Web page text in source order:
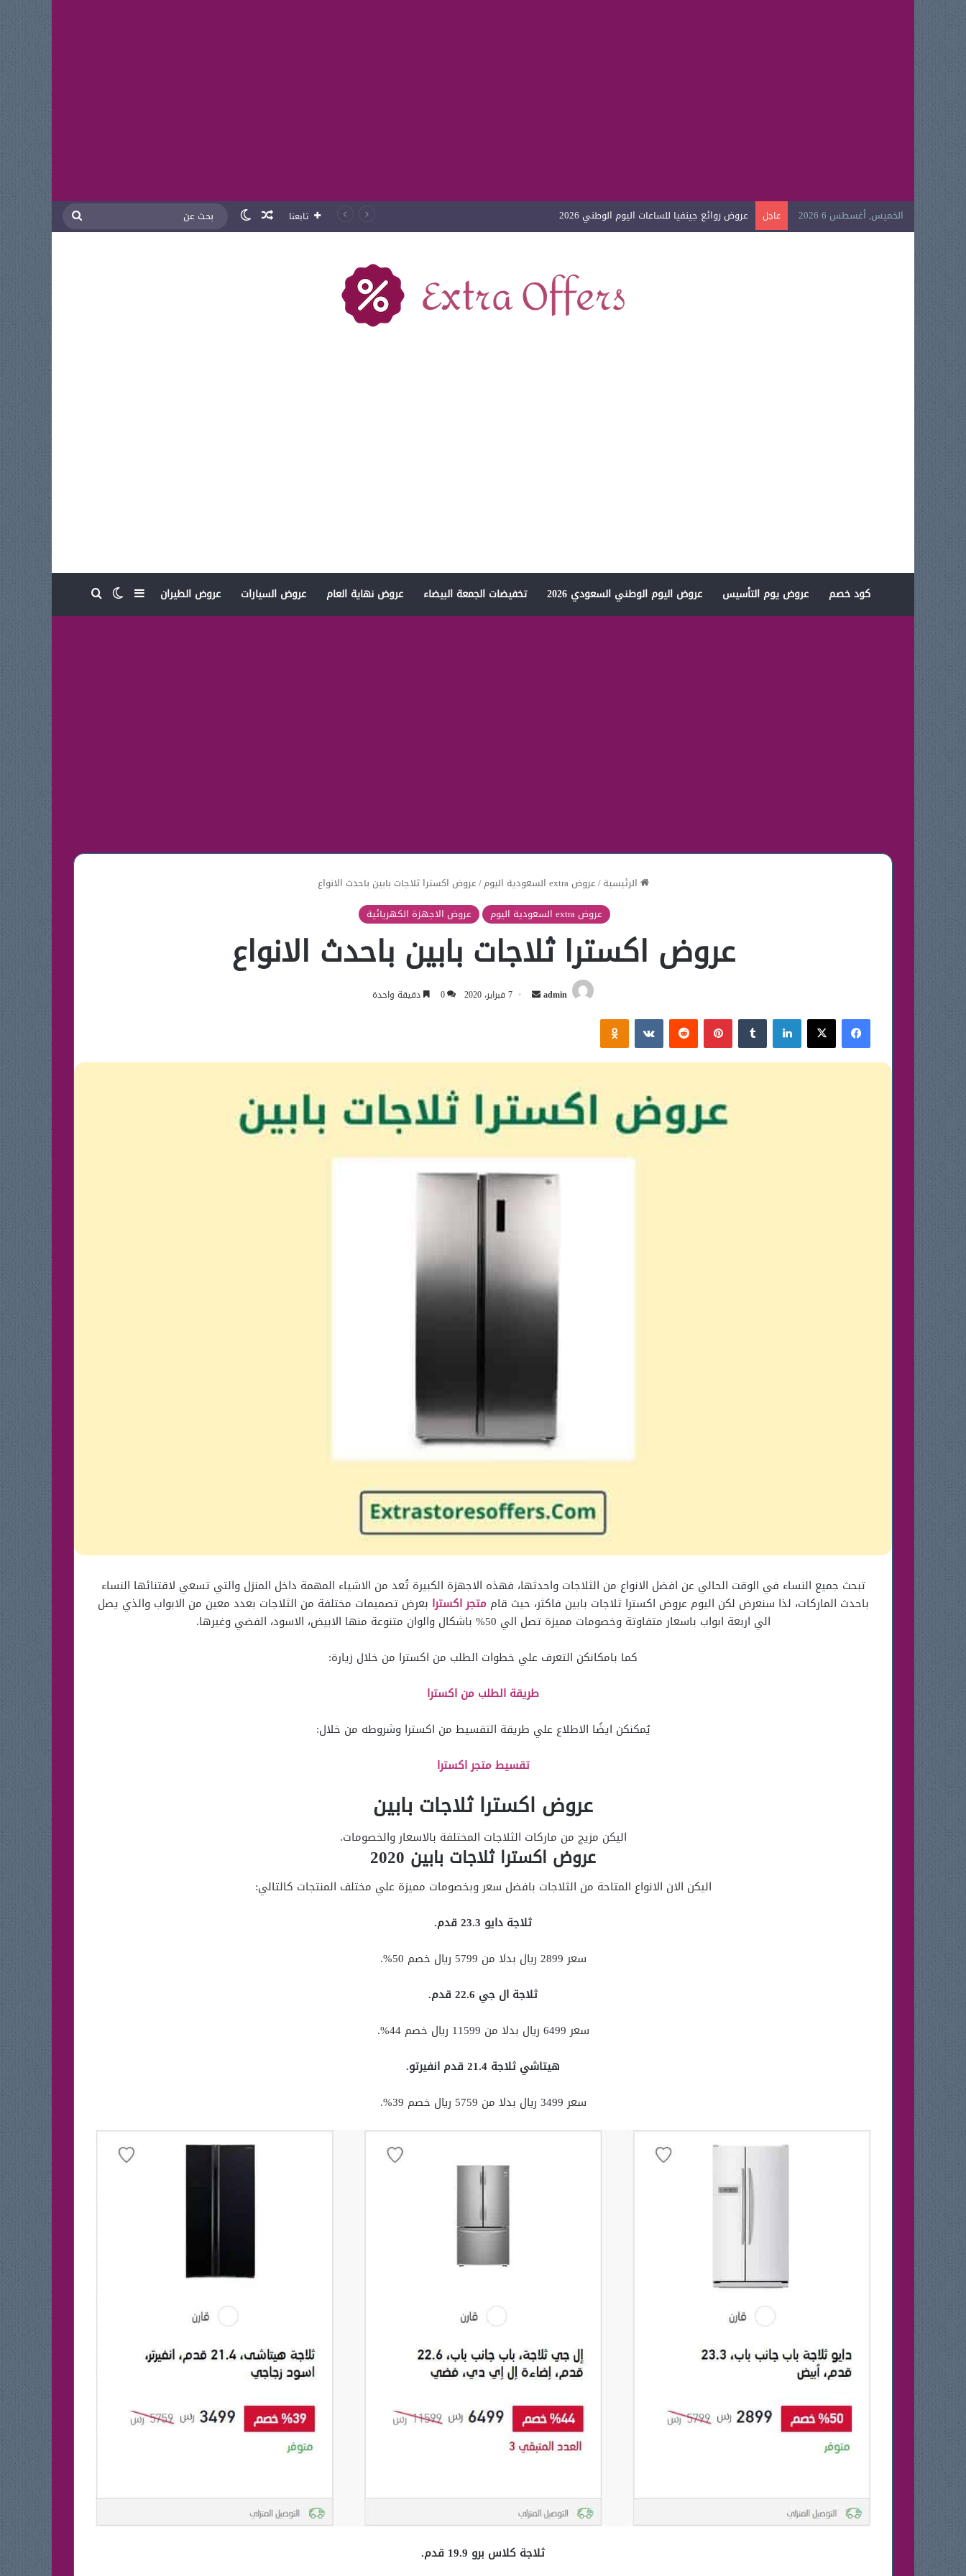
الخميس, أغسطس 6 2026 عاجل عروض روائع جينفيا للساعات اليوم الوطني 2026 تابعنا مقال عشوائي
الوضع المظلم
بحث
كود خصم عروض يوم التأسيس عروض اليوم الوطني السعودي 2026 تخفيضات الجمعة البيضاء عروض نهاية العام عروض السيارات عروض الطيران إضافة عمود جانبي
الوضع المظلم
بحث عن
الرئيسية/عروض extra السعودية اليوم /عروض اكسترا ثلاجات بابين باحدث الانواع
عروض extra السعودية اليوم
عروض الاجهزة الكهريائية
عروض اكسترا ثلاجات بابين باحدث الانواع
admin
أرسل 7 فبراير، 2020 0 دقيقة واحدة
فيسبوك‫X لينكدإن بينتيريست Odnoklassniki
تبحث جميع النساء في الوقت الحالي عن افضل الانواع من الثلاجات واحدثها، فهذه الاجهزة الكبيرة تُعد من الاشياء المهمة داخل المنزل والتي تسعي لاقتنائها النساء
باحدث الماركات، لذا سنعرض لكن اليوم عروض اكسترا ثلاجات بابين فاكثر، حيث قاممتجر اكسترا بعرض تصميمات مختلفة من الثلاجات بعدد معين من الابواب والذي يصل
الي اربعة ابواب باسعار متفاوتة وخصومات مميزة تصل الي 50% باشكال والوان متنوعة منها الابيض، الاسود، الفضي وغيرها.
كما بامكانكن التعرف علي خطوات الطلب من اكسترا من خلال زيارة:
طريقة الطلب من اكسترا
يُمكنكن ايضًا الاطلاع علي طريقة التقسيط من اكسترا وشروطه من خلال:
تقسيط متجر اكسترا
عروض اكسترا ثلاجات بابين
اليكن مزيج من ماركات الثلاجات المختلفة بالاسعار والخصومات.
عروض اكسترا ثلاجات بابين 2020
اليكن الان الانواع المتاحة من الثلاجات بافضل سعر وبخصومات مميزة علي مختلف المنتجات كالتالي:
ثلاجة دايو 23.3 قدم.
سعر 2899 ريال بدلا من 5799 ريال خصم 50%.
ثلاجة ال جي 22.6 قدم.
سعر 6499 ريال بدلا من 11599 ريال خصم 44%.
هيتاشي ثلاجة 21.4 قدم انفيرتو.
سعر 3499 ريال بدلا من 5759 ريال خصم 39%.
ثلاجة كلاس برو 19.9 قدم.